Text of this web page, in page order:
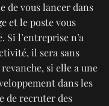
de vous lancer dans
et le poste vous
l’entreprise n’a
il sera sans
si elle a une
dans les
de recruter des